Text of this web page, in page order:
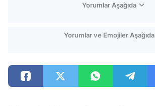
Yorumlar Aşağıda
Yorumlar ve Emojiler Aşağıda